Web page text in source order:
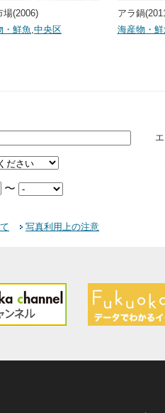
場(2006)
・鮮魚 中央区
アラ鍋
海産物・鮮
〜
写真利用上の注意